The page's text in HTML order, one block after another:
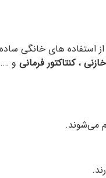
های خانگی ساده
،کنتاکتور فرمانی و
می‌شوند.